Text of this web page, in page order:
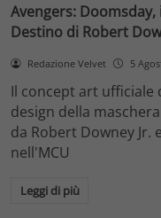
Avengers:
Destino di Robert
Redazione Velvet 5
Il concept art ufficiale
design della
da Robert Downey Jr.
nell'MCU
Leggi di più